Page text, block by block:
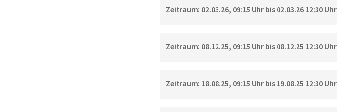
Zeitraum: 02.03.26, 09:15 Uhr bis 02.03.26 12:30 Uhr
Zeitraum: 08.12.25, 09:15 Uhr bis 08.12.25 12:30 Uhr
Zeitraum: 18.08.25, 09:15 Uhr bis 19.08.25 12:30 Uhr